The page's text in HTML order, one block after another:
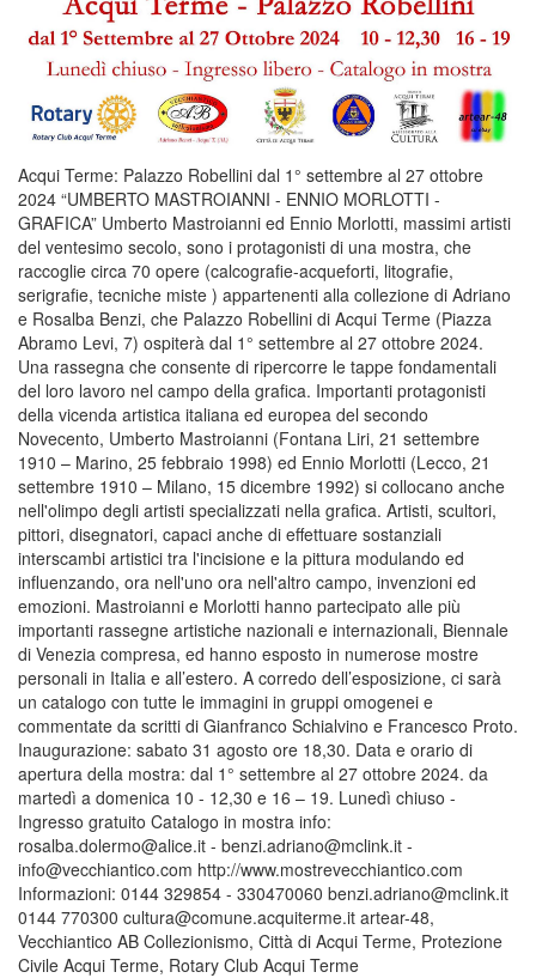
Acqui Terme: Palazzo Robellini dal 1° settembre al 27 ottobre
2024 “UMBERTO MASTROIANNI - ENNIO MORLOTTI -
GRAFICA” Umberto Mastroianni ed Ennio Morlotti, massimi artisti
del ventesimo secolo, sono i protagonisti di una mostra, che
raccoglie circa 70 opere (calcografie-acqueforti, litografie,
serigrafie, tecniche miste ) appartenenti alla collezione di Adriano
e Rosalba Benzi, che Palazzo Robellini di Acqui Terme (Piazza
Abramo Levi, 7) ospiterà dal 1° settembre al 27 ottobre 2024.
Una rassegna che consente di ripercorre le tappe fondamentali
del loro lavoro nel campo della grafica. Importanti protagonisti
della vicenda artistica italiana ed europea del secondo
Novecento, Umberto Mastroianni (Fontana Liri, 21 settembre
1910 – Marino, 25 febbraio 1998) ed Ennio Morlotti (Lecco, 21
settembre 1910 – Milano, 15 dicembre 1992) si collocano anche
nell'olimpo degli artisti specializzati nella grafica. Artisti, scultori,
pittori, disegnatori, capaci anche di effettuare sostanziali
interscambi artistici tra l'incisione e la pittura modulando ed
influenzando, ora nell'uno ora nell'altro campo, invenzioni ed
emozioni. Mastroianni e Morlotti hanno partecipato alle più
importanti rassegne artistiche nazionali e internazionali, Biennale
di Venezia compresa, ed hanno esposto in numerose mostre
personali in Italia e all’estero. A corredo dell’esposizione, ci sarà
un catalogo con tutte le immagini in gruppi omogenei e
commentate da scritti di Gianfranco Schialvino e Francesco Proto.
Inaugurazione: sabato 31 agosto ore 18,30. Data e orario di
apertura della mostra: dal 1° settembre al 27 ottobre 2024. da
martedì a domenica 10 - 12,30 e 16 – 19. Lunedì chiuso -
Ingresso gratuito Catalogo in mostra info:
rosalba.dolermo@alice.it - benzi.adriano@mclink.it -
info@vecchiantico.com http://www.mostrevecchiantico.com
Informazioni: 0144 329854 - 330470060 benzi.adriano@mclink.it
0144 770300 cultura@comune.acquiterme.it artear-48,
Vecchiantico AB Collezionismo, Città di Acqui Terme, Protezione
Civile Acqui Terme, Rotary Club Acqui Terme